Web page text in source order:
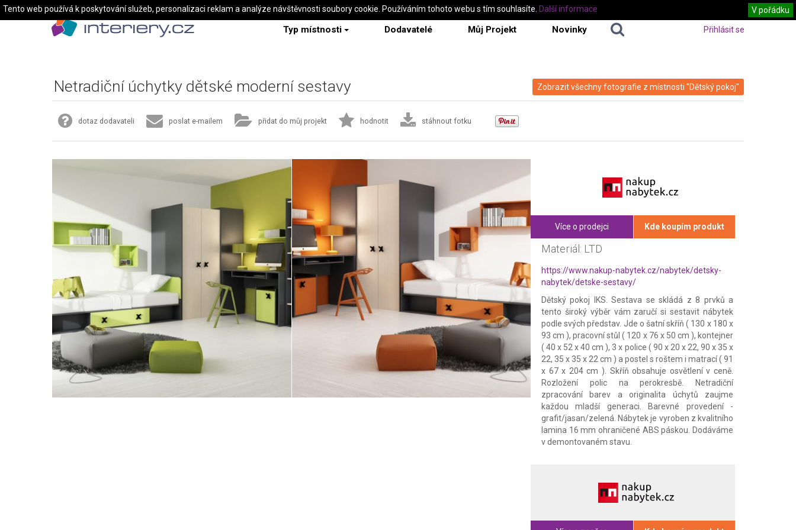
Typ místnosti Dodavatelé Můj Projekt Novinky Přihlásit se
Zobrazit všechny fotografie z místnosti "Dětský pokoj"
Netradiční úchytky dětské moderní sestavy
dotaz dodavateli poslat e-mailem přidat do můj projekt hodnotit stáhnout fotku
Více o prodejci Kde koupím produkt
Materiál: LTD
https://www.nakup-nabytek.cz/nabytek/detsky-
nabytek/detske-sestavy/
Dětský pokoj IKS. Sestava se skládá z 8 prvků a
tento široký výběr vám zaručí si sestavit nábytek
podle svých představ. Jde o šatní skříň ( 130 x 180 x
93 cm ), pracovní stůl ( 120 x 76 x 50 cm ), kontejner
( 40 x 52 x 40 cm ), 3 x police ( 90 x 20 x 22, 90 x 35 x
22, 35 x 35 x 22 cm ) a postel s roštem i matrací ( 91
x 67 x 204 cm ). Skříň obsahuje osvětlení v ceně.
Rozložení polic na perokresbě. Netradiční
zpracování barev a originalita úchytů zaujme
každou mladší generaci. Barevné provedení -
grafit/jasan/zelená. Nábytek je vyroben z kvalitního
lamina 16 mm ohraničené ABS páskou. Dodáváme
v demontovaném stavu.
Tento web používá k poskytování služeb, personalizaci reklam a analýze návštěvnosti soubory cookie. Používáním tohoto webu s tím souhlasíte. V pořádku
Další informace